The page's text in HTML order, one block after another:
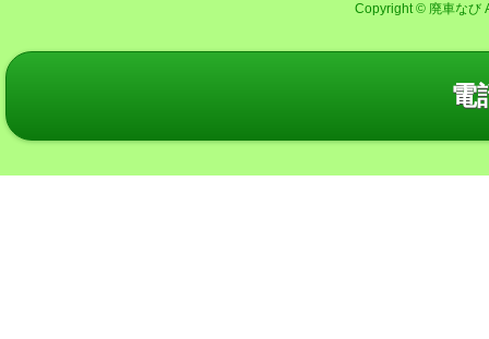
Copyright © 廃車なび
電